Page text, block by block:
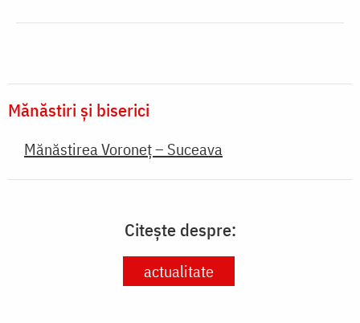
Mănăstiri și biserici
Mănăstirea Voroneț – Suceava
Citește despre:
actualitate